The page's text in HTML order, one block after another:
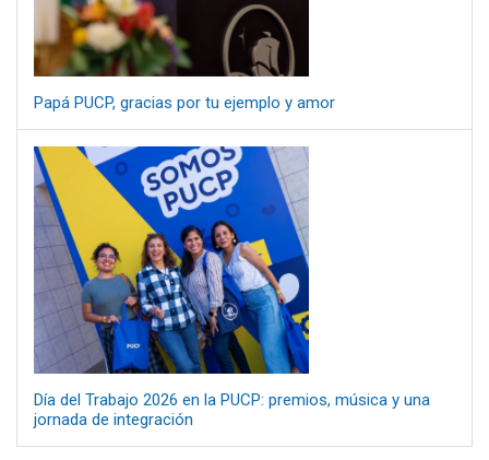
Papá PUCP, gracias por tu ejemplo y amor
Día del Trabajo 2026 en la PUCP: premios, música y una
jornada de integración